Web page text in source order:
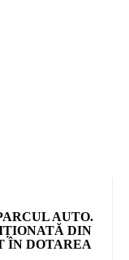
AUTO.
DIN
ÎN DOTAREA